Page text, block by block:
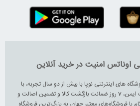
اوناتس امنیت در خرید آنلاین
های اینترنتی نوپا با بیش از دو سال تجربه، با
پایبندی به سه اصل، پرداخت ایمن، 7 روز ضمانت بازگشت کالا و تضمین اصالت و